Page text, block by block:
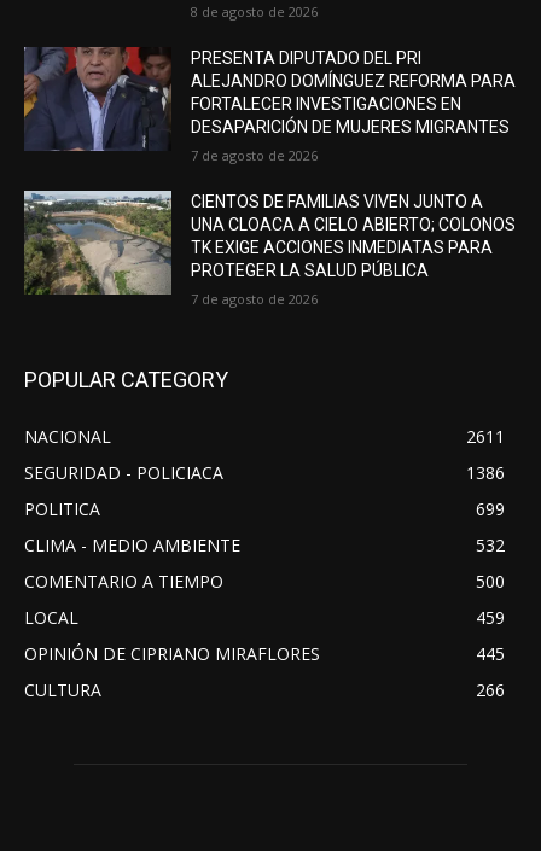
8 de agosto de 2026
PRESENTA DIPUTADO DEL PRI
ALEJANDRO DOMÍNGUEZ REFORMA PARA
FORTALECER INVESTIGACIONES EN
DESAPARICIÓN DE MUJERES MIGRANTES
7 de agosto de 2026
CIENTOS DE FAMILIAS VIVEN JUNTO A
UNA CLOACA A CIELO ABIERTO; COLONOS
TK EXIGE ACCIONES INMEDIATAS PARA
PROTEGER LA SALUD PÚBLICA
7 de agosto de 2026
POPULAR CATEGORY
NACIONAL
2611
SEGURIDAD - POLICIACA
1386
POLITICA
699
CLIMA - MEDIO AMBIENTE
532
COMENTARIO A TIEMPO
500
LOCAL
459
OPINIÓN DE CIPRIANO MIRAFLORES
445
CULTURA
266